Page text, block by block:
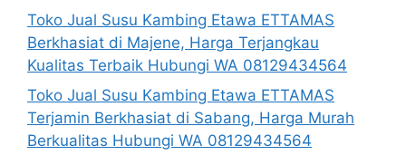
Toko Jual Susu Kambing Etawa ETTAMAS
Berkhasiat di Majene, Harga Terjangkau
Kualitas Terbaik Hubungi WA 08129434564
Toko Jual Susu Kambing Etawa ETTAMAS
Terjamin Berkhasiat di Sabang, Harga Murah
Berkualitas Hubungi WA 08129434564